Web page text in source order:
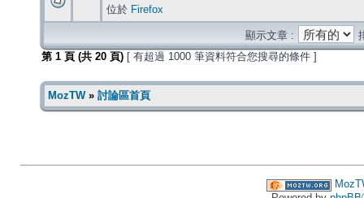
位於 Firefox
顯示文章 :
第 1 頁 (共 20 頁) [ 有超過 1000 筆資料符合您搜尋的條件 ]
MozTW» 討論區首頁